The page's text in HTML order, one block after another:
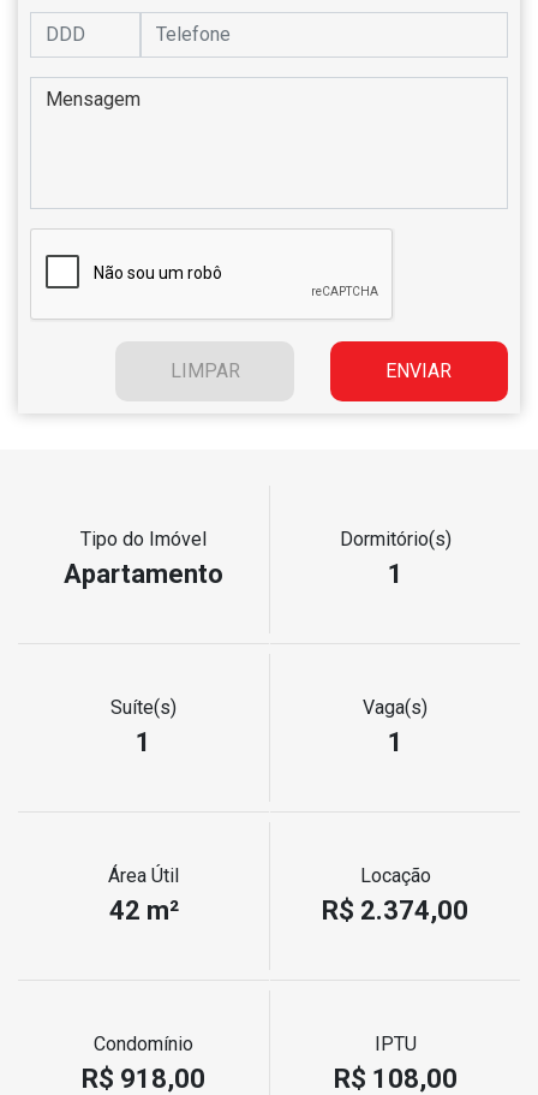
Tipo do Imóvel
Apartamento
Dormitório(s)
1
Suíte(s)
1
Vaga(s)
1
Área Útil
42 m²
Locação
R$ 2.374,00
Condomínio
R$ 918,00
IPTU
R$ 108,00